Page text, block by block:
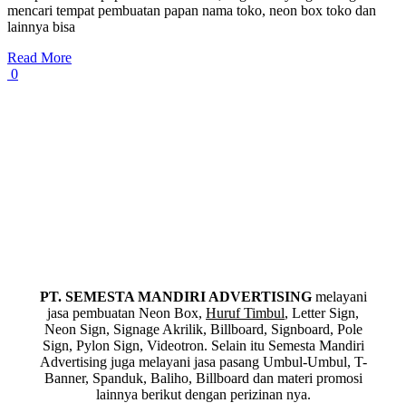
mencari tempat pembuatan papan nama toko, neon box toko dan
lainnya bisa
Read More
0
PT. SEMESTA MANDIRI ADVERTISINGmelayani
jasa pembuatan Neon Box, Huruf Timbul, Letter Sign,
Neon Sign, Signage Akrilik, Billboard, Signboard, Pole
Sign, Pylon Sign, Videotron. Selain itu Semesta Mandiri
Advertising juga melayani jasa pasang Umbul-Umbul, T-
Banner, Spanduk, Baliho, Billboard dan materi promosi
lainnya berikut dengan perizinan nya.